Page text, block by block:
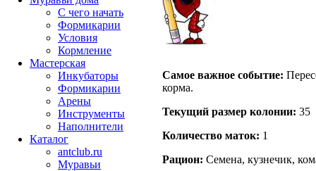
Самое важное событие:
корма.
Текущий размер кoлонии: 35
Количество маток: 1
Рацион: Семена, кузнечик,
С чего начать
Формикарии
Условия
Кормление
Мастерская
Инкубаторы
Формикарии
Арены
Инструменты
Наполнители
Каталог
antclub.ru
Муравьи